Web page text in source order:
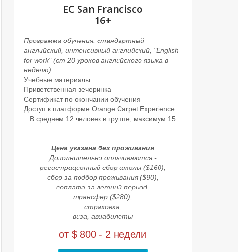
EC San Francisco
16+
Программа обучения: стандартный
английский, интенсивный английский, "English
for work" (от 20 уроков английского языка в
неделю)
Учебные материалы
Приветственная вечеринка
Сертификат по окончании обучения
Доступ к платформе Orange Carpet Experience
В среднем 12 человек в группе, максимум 15
Цена указана без проживания
Дополнительно оплачиваются -
регистрационный сбор школы ($160),
сбор за подбор проживания ($90),
доплата за летний период,
трансфер ($280),
страховка,
виза, авиабилеты
от$ 800 - 2 недели